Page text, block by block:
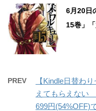
6月20日
15巻」
PREV
【Kindle日替わ
えてもらえない
699円(54%OFF)